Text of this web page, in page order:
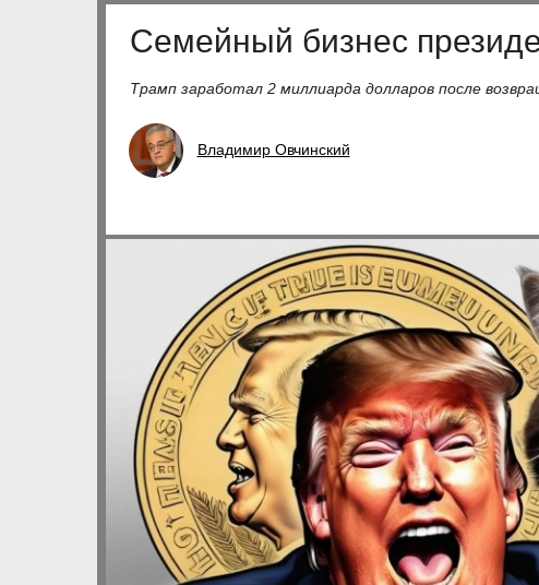
Семейный бизнес
Трамп заработал 2 миллиарда долларов после
Владимир Овчинский